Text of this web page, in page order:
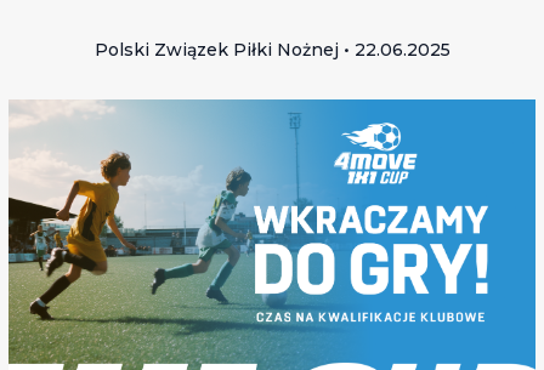
Polski Związek Piłki Nożnej • 22.06.2025